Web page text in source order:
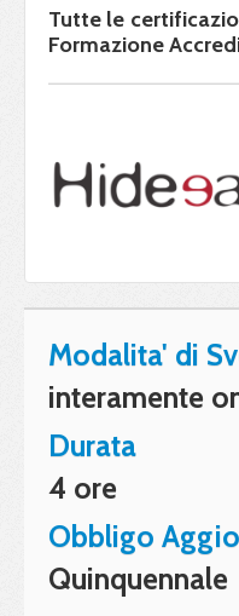
Tutte le
Formazione
Modalita' di
interamente
Durata
4 ore
Obbligo
Quinquennale